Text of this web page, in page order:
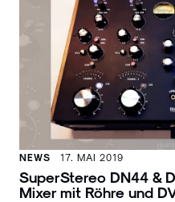
NEWS 17. MAI 2019
SuperStereo DN44 &
Mixer mit Röhre und